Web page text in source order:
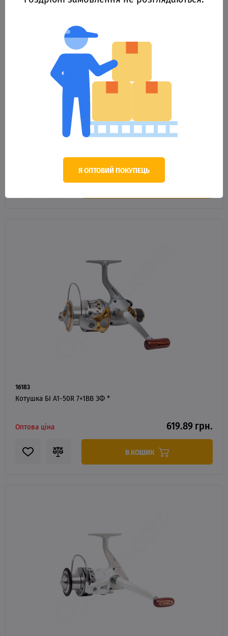
Котушка БІ A1-40R 7+1BB ЗФ *
В КОШИК
16183
Котушка БІ A1-50R 7+1BB ЗФ *
Оптова ціна 619.89 грн.
В КОШИК
Я ОПТОВИЙ ПОКУПЕЦЬ